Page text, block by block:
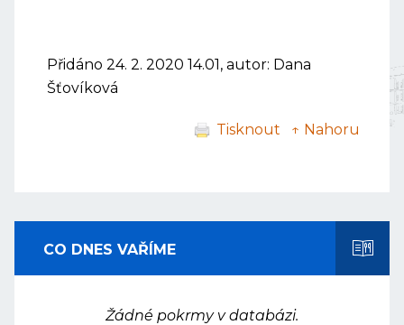
Přidáno 24. 2. 2020 14.01, autor: Dana
Šťovíková
Tisknout ↑ Nahoru
CO DNES VAŘÍME
Žádné pokrmy v databázi.